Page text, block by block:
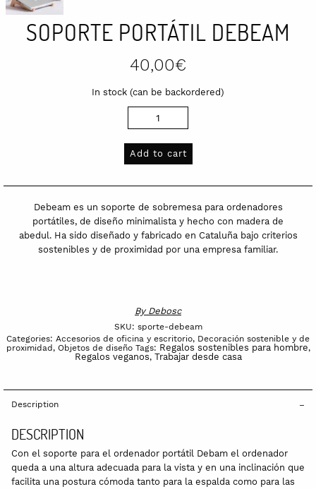
SOPORTE PORTÁTIL DEBEAM
40,00€
In stock (can be backordered)
Add to cart
Debeam es un soporte de sobremesa para ordenadores
portátiles, de diseño minimalista y hecho con madera de
abedul. Ha sido diseñado y fabricado en Cataluña bajo criterios
sostenibles y de proximidad por una empresa familiar.
By Debosc
SKU: sporte-debeam
Categories: Accesorios de oficina y escritorio, Decoración sostenible y de
proximidad , Objetos de diseño Tags: Regalos sostenibles para hombre,
Regalos veganos, Trabajar desde casa
Description
DESCRIPTION
Con el soporte para el ordenador portátil Debam el ordenador
queda a una altura adecuada para la vista y en una inclinación que
facilita una postura cómoda tanto para la espalda como para las